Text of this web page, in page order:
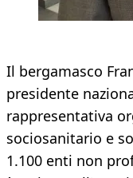
Il bergamasco
presidente
rappresentativa
sociosanitario e
1.100 enti non